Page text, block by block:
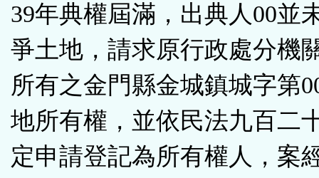
39年典權屆滿，出典人00並
爭土地，請求原行政處分機
所有之金門縣金城鎮城字第
地所有權，並依民法九百二
定申請登記為所有權人，案